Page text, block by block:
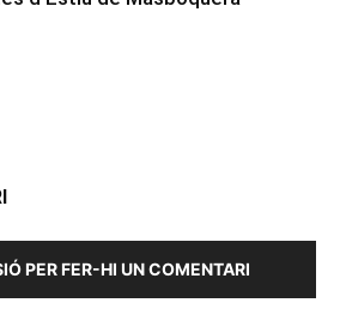
PER FER-HI UN COMENTARI